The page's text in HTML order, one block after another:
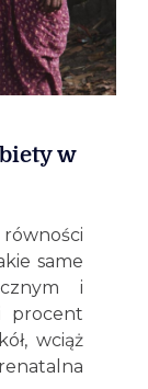
w
same
i
procent
wciąż